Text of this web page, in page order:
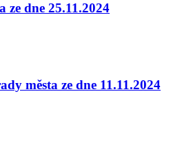
ze dne 25.11.2024
města ze dne 11.11.2024